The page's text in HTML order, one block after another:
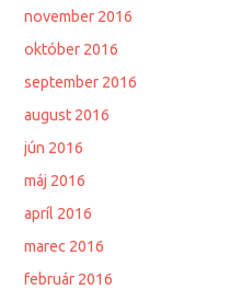
november 2016
október 2016
september 2016
august 2016
jún 2016
máj 2016
apríl 2016
marec 2016
február 2016